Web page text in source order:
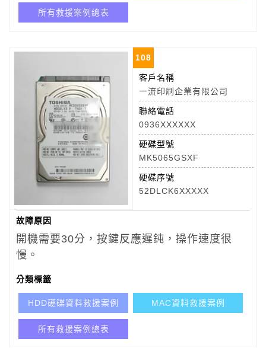
所有救援案例總表
108
客戶名稱
一流印刷企業有限公司
聯絡電話
0936XXXXXX
硬碟型號
MK5065GSXF
硬碟序號
52DLCK6XXXXX
故障原因
開機需要30分，按鍵反應遲鈍，操作速度很
慢。
分類標籤
HDD硬碟資料救援案例 MAC資料救援案例
所有救援案例總表